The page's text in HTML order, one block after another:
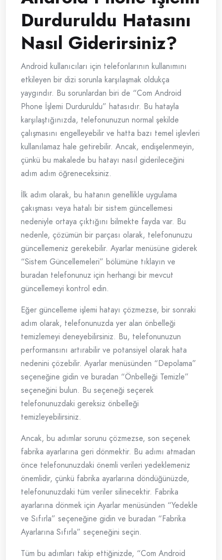
Durduruldu Hatasını
Nasıl Giderirsiniz?
Android kullanıcıları için telefonlarının kullanımını
etkileyen bir dizi sorunla karşılaşmak oldukça
yaygındır. Bu sorunlardan biri de “Com Android
Phone İşlemi Durduruldu” hatasıdır. Bu hatayla
karşılaştığınızda, telefonunuzun normal şekilde
çalışmasını engelleyebilir ve hatta bazı temel işlevleri
kullanılamaz hale getirebilir. Ancak, endişelenmeyin,
çünkü bu makalede bu hatayı nasıl giderileceğini
adım adım öğreneceksiniz.
İlk adım olarak, bu hatanın genellikle uygulama
çakışması veya hatalı bir sistem güncellemesi
nedeniyle ortaya çıktığını bilmekte fayda var. Bu
nedenle, çözümün bir parçası olarak, telefonunuzu
güncellemeniz gerekebilir. Ayarlar menüsüne giderek
“Sistem Güncellemeleri” bölümüne tıklayın ve
buradan telefonunuz için herhangi bir mevcut
güncellemeyi kontrol edin.
Eğer güncelleme işlemi hatayı çözmezse, bir sonraki
adım olarak, telefonunuzda yer alan önbelleği
temizlemeyi deneyebilirsiniz. Bu, telefonunuzun
performansını artırabilir ve potansiyel olarak hata
nedenini çözebilir. Ayarlar menüsünden “Depolama”
seçeneğine gidin ve buradan “Önbelleği Temizle”
seçeneğini bulun. Bu seçeneği seçerek
telefonunuzdaki gereksiz önbelleği
temizleyebilirsiniz.
Ancak, bu adımlar sorunu çözmezse, son seçenek
fabrika ayarlarına geri dönmektir. Bu adımı atmadan
önce telefonunuzdaki önemli verileri yedeklemeniz
önemlidir, çünkü fabrika ayarlarına döndüğünüzde,
telefonunuzdaki tüm veriler silinecektir. Fabrika
ayarlarına dönmek için Ayarlar menüsünden “Yedekle
ve Sıfırla” seçeneğine gidin ve buradan “Fabrika
Ayarlarına Sıfırla” seçeneğini seçin.
Tüm bu adımları takip ettiğinizde, “Com Android